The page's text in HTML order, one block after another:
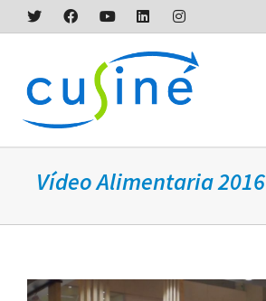
Vídeo Alimentaria 2016